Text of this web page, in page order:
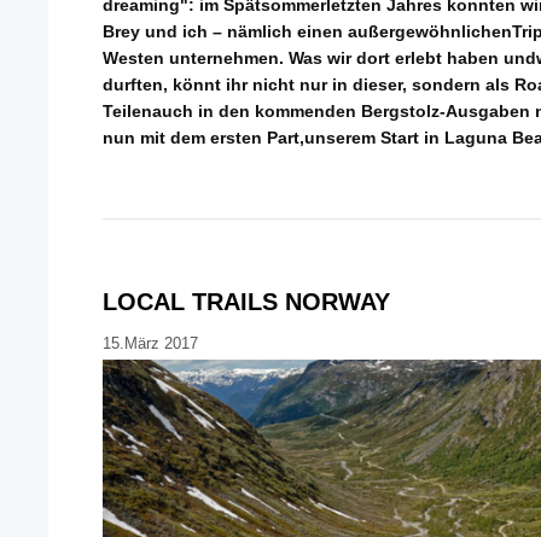
dreaming": im Spätsommerletzten Jahres konnten
Brey und ich – nämlich einen
Westen unternehmen. Was wir dort erlebt haben
durften, könnt ihr nicht nur in dieser, sondern als
Teilenauch in den kommenden Bergstolz-Ausgaben
nun mit dem ersten Part,unserem Start in Laguna
LOCAL TRAILS NORWAY
15.März 2017